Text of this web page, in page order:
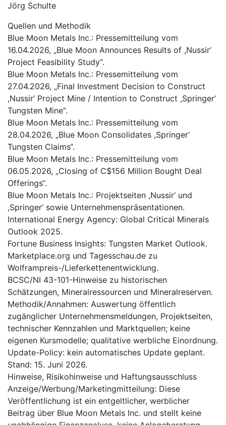
Jörg Schulte
Quellen und Methodik
Blue Moon Metals Inc.: Pressemitteilung vom
16.04.2026, „Blue Moon Announces Results of ,Nussir‘
Project Feasibility Study“.
Blue Moon Metals Inc.: Pressemitteilung vom
27.04.2026, „Final Investment Decision to Construct
,Nussir‘ Project Mine / Intention to Construct ,Springer‘
Tungsten Mine“.
Blue Moon Metals Inc.: Pressemitteilung vom
28.04.2026, „Blue Moon Consolidates ,Springer‘
Tungsten Claims“.
Blue Moon Metals Inc.: Pressemitteilung vom
06.05.2026, „Closing of C$156 Million Bought Deal
Offerings“.
Blue Moon Metals Inc.: Projektseiten ,Nussir‘ und
,Springer‘ sowie Unternehmenspräsentationen.
International Energy Agency: Global Critical Minerals
Outlook 2025.
Fortune Business Insights: Tungsten Market Outlook.
Marketplace.org und Tagesschau.de zu
Wolframpreis-/Lieferkettenentwicklung.
BCSC/NI 43-101-Hinweise zu historischen
Schätzungen, Mineralressourcen und Mineralreserven.
Methodik/Annahmen: Auswertung öffentlich
zugänglicher Unternehmensmeldungen, Projektseiten,
technischer Kennzahlen und Marktquellen; keine
eigenen Kursmodelle; qualitative werbliche Einordnung.
Update-Policy: kein automatisches Update geplant.
Stand: 15. Juni 2026.
Hinweise, Risikohinweise und Haftungsausschluss
Anzeige/Werbung/Marketingmitteilung: Diese
Veröffentlichung ist ein entgeltlicher, werblicher
Beitrag über Blue Moon Metals Inc. und stellt keine